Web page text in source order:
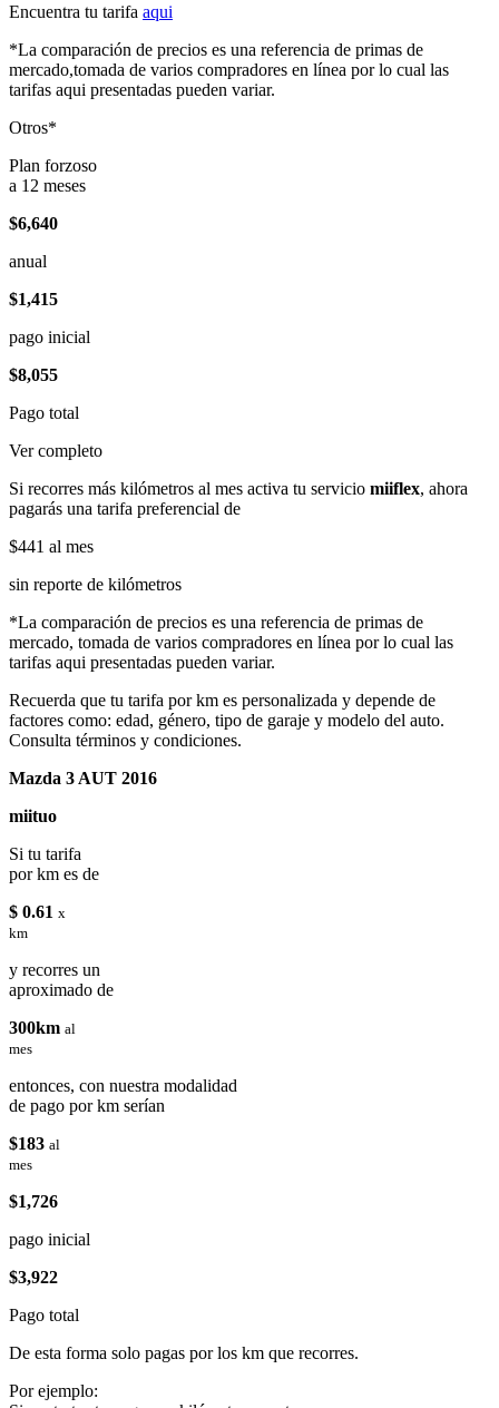
Encuentra tu tarifa aqui
*La comparación de precios es una referencia de primas de
mercado,tomada de varios compradores en línea por lo cual las
tarifas aqui presentadas pueden variar.
Otros*
Plan forzoso
a 12 meses
$6,640
anual
$1,415
pago inicial
$8,055
Pago total
Ver completo
Si recorres más kilómetros al mes activa tu servicio miiflex, ahora
pagarás una tarifa preferencial de
$441 al mes
sin reporte de kilómetros
*La comparación de precios es una referencia de primas de
mercado, tomada de varios compradores en línea por lo cual las
tarifas aqui presentadas pueden variar.
Recuerda que tu tarifa por km es personalizada y depende de
factores como: edad, género, tipo de garaje y modelo del auto.
Consulta términos y condiciones.
Mazda 3 AUT 2016
miituo
Si tu tarifa
por km es de
$ 0.61 x
km
y recorres un
aproximado de
300km al
mes
entonces, con nuestra modalidad
de pago por km serían
$183 al
mes
$1,726
pago inicial
$3,922
Pago total
De esta forma solo pagas por los km que recorres.
Por ejemplo: